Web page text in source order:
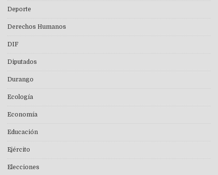
Deporte
Derechos Humanos
DIF
Diputados
Durango
Ecología
Economía
Educación
Ejército
Elecciones